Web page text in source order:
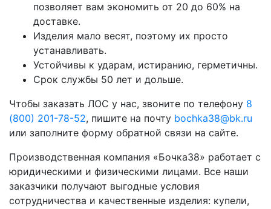
позволяет вам экономить от 20 до 60% на
доставке.
Изделия мало весят, поэтому их просто
устанавливать.
Устойчивы к ударам, истиранию, герметичны.
Срок службы 50 лет и дольше.
Чтобы заказать ЛОС у нас, звоните по телефону 8
(800) 201-78-52, пишите на почту bochka38@bk.ru
или заполните форму обратной связи на сайте.
Производственная компания «Бочка38» работает с
юридическими и физическими лицами. Все наши
заказчики получают выгодные условия
сотрудничества и качественные изделия: купели,